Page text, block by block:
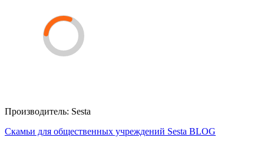
Производитель: Sesta
Скамьи для общественных учреждений Sesta BLOG